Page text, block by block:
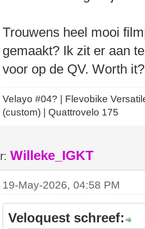
Trouwens heel mooi
gemaakt? Ik zit er aan
voor op de QV. Worth it?
Velayo #04? | Flevobike
(custom) | Quattrovelo 175
Willeke_IGKT
19-May-2026, 04:58 PM
Veloquest schreef: